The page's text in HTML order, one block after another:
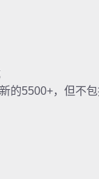
的5500+，但不